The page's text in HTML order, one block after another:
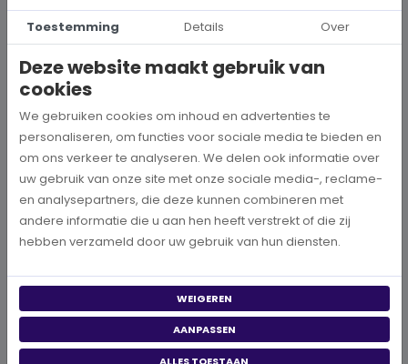
Hoe kies je een goed doel dat écht bij je past?
Wanneer je besluit om een steentje bij te dragen aan een betere
wereld, neem je een prachtig besluit. Jouw donatie kan het ve...
BEKIJK MEER
Toestemming Details Over
Deze website maakt gebruik van
cookies
We gebruiken cookies om inhoud en advertenties te
personaliseren, om functies voor sociale media te bieden en
om ons verkeer te analyseren. We delen ook informatie over
uw gebruik van onze site met onze sociale media-, reclame-
en analysepartners, die deze kunnen combineren met
andere informatie die u aan hen heeft verstrekt of die zij
hebben verzameld door uw gebruik van hun diensten.
WEIGEREN
AANPASSEN
ALLES TOESTAAN